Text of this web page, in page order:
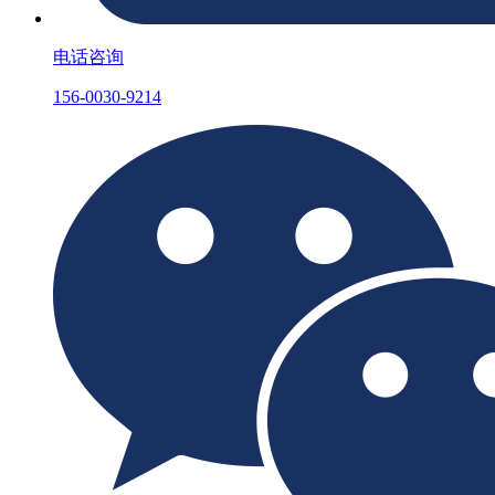
电话咨询
156-0030-9214